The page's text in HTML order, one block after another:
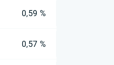
0,59 %
0,57 %